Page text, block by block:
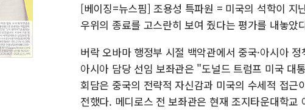
[베이징=뉴스핌] 조용성 특파원 = 미국의 석학이 지
우위의 종료를 고스란히 보여 줬다는 평가를 내놓았
버락 오바마 행정부 시절 백악관에서 중국·아시아
아시아 담당 선임 보좌관은 "도널드 트럼프 미국 대
회담은 중국의 전략적 자신감과 미국의 수세적 접
전했다. 메디로스 전 보좌관은 현재 조지타운대학